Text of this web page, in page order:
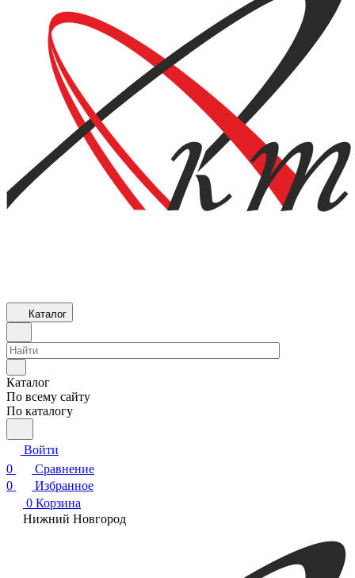
Каталог
Каталог
По всему сайту
По каталогу
Войти
0
Сравнение
0
Избранное
0 Корзина
Нижний Новгород